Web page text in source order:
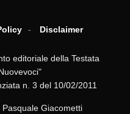
Disclaimer
editoriale della Testata
n. 3 del 10/02/2011
Pasquale Giacometti